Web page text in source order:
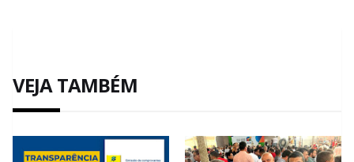
VEJA TAMBÉM